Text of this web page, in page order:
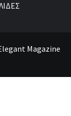
Magazine